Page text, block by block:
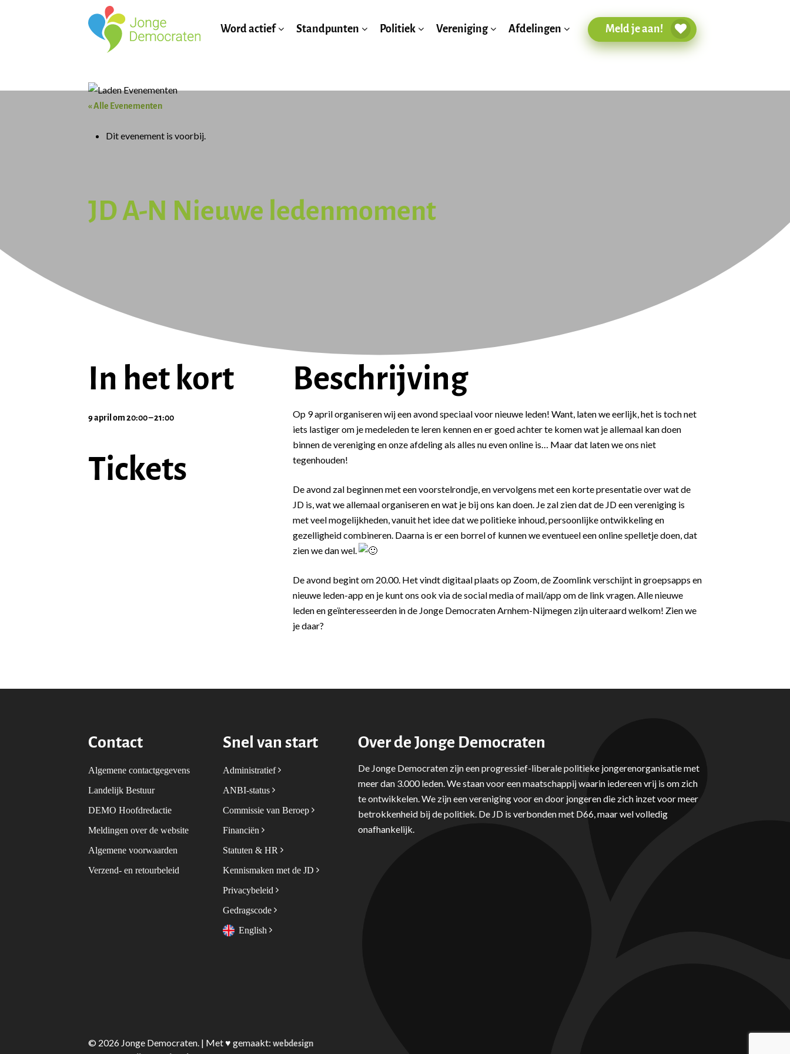
Word actief Standpunten Politiek Vereniging Afdelingen Meld je aan!
« Alle Evenementen
Dit evenement is voorbij.
JD A-N Nieuwe ledenmoment
In het kort
9 aprilom20:00–21:00
Tickets
Beschrijving
Op 9 april organiseren wij een avond speciaal voor nieuwe leden! Want, laten we eerlijk, het is toch net
iets lastiger om je medeleden te leren kennen en er goed achter te komen wat je allemaal kan doen
binnen de vereniging en onze afdeling als alles nu even online is… Maar dat laten we ons niet
tegenhouden!
De avond zal beginnen met een voorstelrondje, en vervolgens met een korte presentatie over wat de
JD is, wat we allemaal organiseren en wat je bij ons kan doen. Je zal zien dat de JD een vereniging is
met veel mogelijkheden, vanuit het idee dat we politieke inhoud, persoonlijke ontwikkeling en
gezelligheid combineren. Daarna is er een borrel of kunnen we eventueel een online spelletje doen, dat
zien we dan wel.
De avond begint om 20.00. Het vindt digitaal plaats op Zoom, de Zoomlink verschijnt in groepsapps en
nieuwe leden-app en je kunt ons ook via de social media of mail/app om de link vragen. Alle nieuwe
leden en geïnteresseerden in de Jonge Democraten Arnhem-Nijmegen zijn uiteraard welkom! Zien we
je daar?
Contact
Algemene contactgegevens
Landelijk Bestuur
DEMO Hoofdredactie
Meldingen over de website
Algemene voorwaarden
Verzend- en retourbeleid
Snel van start
Administratief
ANBI-status
Commissie van Beroep
Financiën
Statuten & HR
Kennismaken met de JD
Privacybeleid
Gedragscode
English
Over de Jonge Democraten
De Jonge Democraten zijn een progressief-liberale politieke jongerenorganisatie met
meer dan 3.000 leden. We staan voor een maatschappij waarin iedereen vrij is om zich
te ontwikkelen. We zijn een vereniging voor en door jongeren die zich inzet voor meer
betrokkenheid bij de politiek. De JD is verbonden met D66, maar wel volledig
onafhankelijk.
© 2026 Jonge Democraten. | Met ♥︎ gemaakt: webdesign